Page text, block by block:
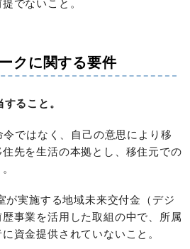
でないこと。
クに関する要件
ること。
ではなく、自己の意思により移
先を生活の本拠とし、移住元での
が実施する地域未来交付金（デジ
事業を活用した取組の中で、所属
資金提供されていないこと。